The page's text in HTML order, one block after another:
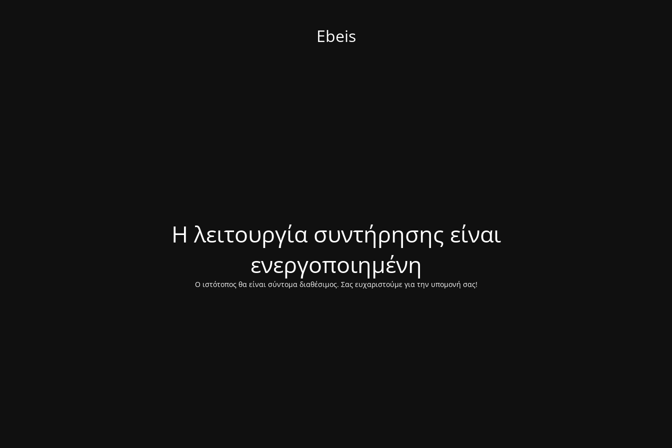
Ebeis
Η λειτουργία συντήρησης είναι
ενεργοποιημένη
Ο ιστότοπος θα είναι σύντομα διαθέσιμος. Σας ευχαριστούμε για την υπομονή σας!